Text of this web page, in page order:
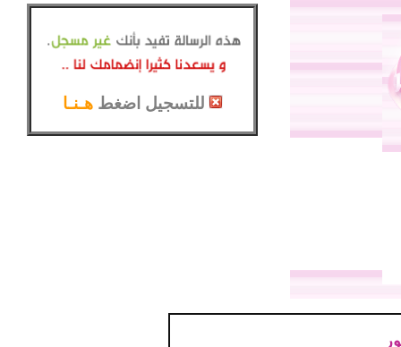
للتسجيل اضغط هـنـا